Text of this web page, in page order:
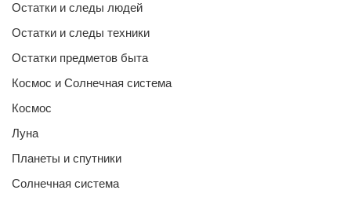
Остатки и следы людей
Остатки и следы техники
Остатки предметов быта
Космос и Солнечная система
Космос
Луна
Планеты и спутники
Солнечная система